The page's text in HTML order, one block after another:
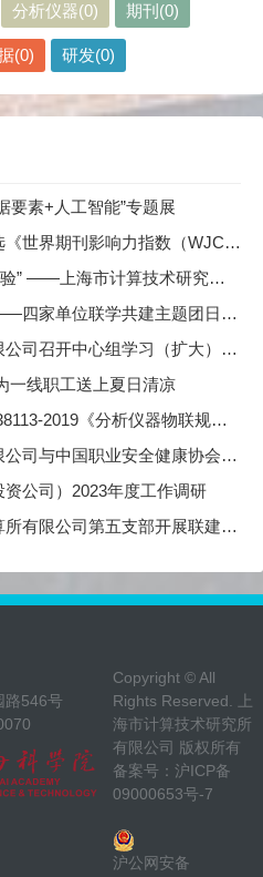
分析仪器(0) 期刊(0)
(0) 研发(0)
要素+人工智能”专题展
响力指数（WJCI）报告（2020科技版）》
技术研究所有限公司庆祝三八妇女节主题活动
家单位联学共建主题团日活动
——专题学习数据流通与数据合规 数据产权与公共数据授权运营
一线职工送上夏日清凉
《分析仪器物联规范》宣贯培训
国职业安全健康协会 签署战略合作协议
公司）2023年度工作调研
限公司第五支部开展联建活动
路546号
Copyright © All
Rights Reserved. 上
海市计算技术研究所
有限公司 版权所有
备案号： 沪ICP备
09000653号-7
沪公网安备